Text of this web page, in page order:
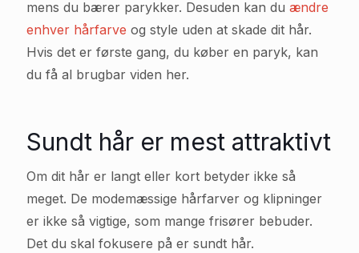
mens du bærer parykker. Desuden kan du ændre
enhver hårfarve og style uden at skade dit hår.
Hvis det er første gang, du køber en paryk, kan
du få al brugbar viden her.
Sundt hår er mest attraktivt
Om dit hår er langt eller kort betyder ikke så
meget. De modemæssige hårfarver og klipninger
er ikke så vigtige, som mange frisører bebuder.
Det du skal fokusere på er sundt hår.